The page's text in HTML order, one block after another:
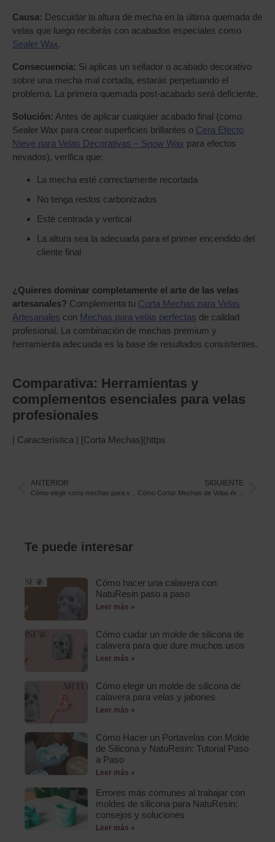
Causa: Descuidar la altura de mecha en la última quemada de
velas que luego recibirás con acabados especiales como
Sealer Wax.
Consecuencia: Si aplicas un sellador o acabado decorativo
sobre una mecha mal cortada, estarás perpetuando el
problema. La primera quemada post-acabado será deficiente.
Solución: Antes de aplicar cualquier acabado final (como
Sealer Wax para crear superficies brillantes o Cera Efecto
Nieve para Velas Decorativas – Snow Wax para efectos
nevados), verifica que:
La mecha esté correctamente recortada
No tenga restos carbonizados
Esté centrada y vertical
La altura sea la adecuada para el primer encendido del
cliente final
¿Quieres dominar completamente el arte de las velas
artesanales? Complementa tu Corta Mechas para Velas
Artesanales con Mechas para velas perfectas de calidad
profesional. La combinación de mechas premium y
herramienta adecuada es la base de resultados consistentes.
Comparativa: Herramientas y
complementos esenciales para velas
profesionales
| Característica | [Corta Mechas](https
ANTERIOR SIGUIENTE
Te puede interesar
Cómo hacer una calavera con
NatuResin paso a paso
Leer más »
Cómo cuidar un molde de silicona de
calavera para que dure muchos usos
Leer más »
Cómo elegir un molde de silicona de
calavera para velas y jabones
Leer más »
Cómo Hacer un Portavelas con Molde
de Silicona y NatuResin: Tutorial Paso
a Paso
Leer más »
Errores más comunes al trabajar con
moldes de silicona para NatuResin:
consejos y soluciones
Leer más »